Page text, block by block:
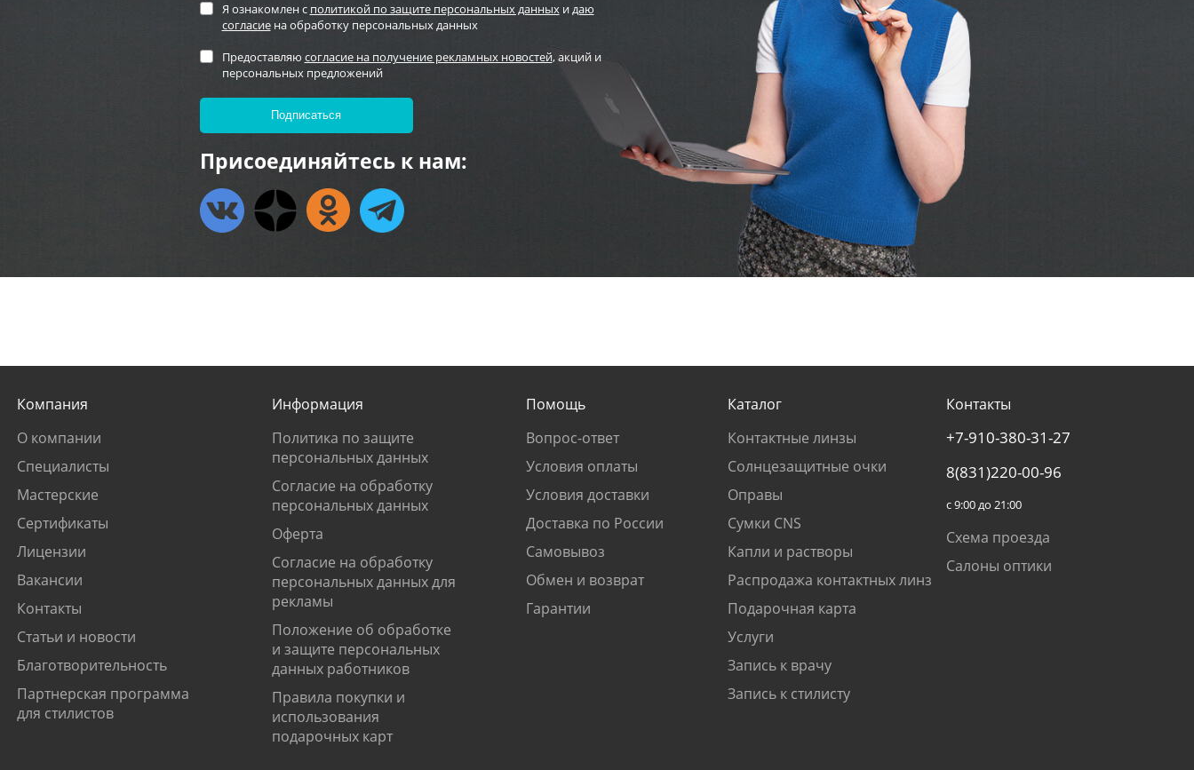
Я ознакомлен с политикой по защите персональных данныхидаю
согласиена обработку персональных данных
Предоставляю согласие на получение рекламных новостей, акций и
персональных предложений
Присоединяйтесь к нам:
Компания
О компании
Специалисты
Мастерские
Сертификаты
Лицензии
Вакансии
Контакты
Статьи и новости
Благотворительность
Партнерская программа
для стилистов
Информация
Политика по защите
персональных данных
Согласие на обработку
персональных данных
Оферта
Согласие на обработку
персональных данных для
рекламы
Положение об обработке
и защите персональных
данных работников
Правила покупки и
использования
подарочных карт
Помощь
Вопрос-ответ
Условия оплаты
Условия доставки
Доставка по России
Самовывоз
Обмен и возврат
Гарантии
Каталог
Контактные линзы
Солнцезащитные очки
Оправы
Сумки CNS
Капли и растворы
Распродажа контактных линз
Подарочная карта
Услуги
Запись к врачу
Запись к стилисту
Контакты
+7-910-380-31-27
8(831)220-00-96
с 9:00 до 21:00
Схема проезда
Салоны оптики